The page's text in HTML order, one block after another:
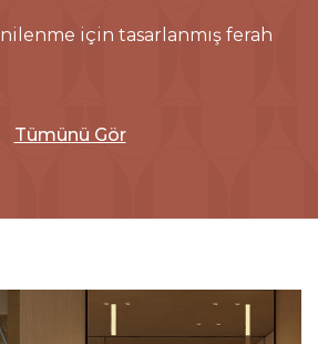
için tasarlanmış ferah
Tümünü Gör